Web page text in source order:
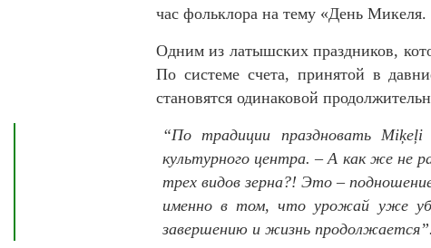
час фольклора на тему «День
Одним из латышских праздников,
По системе счета, принятой в
становятся одинаковой
“По традиции праздновать
культурного центра. – А как же не
трех видов зерна?! Это –
именно в том, что урожай уже
завершению и жизнь продолжается”.